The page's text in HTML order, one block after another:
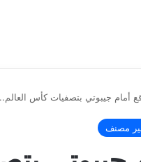
أمام جيبوتي بتصفيات كأس
مصنف